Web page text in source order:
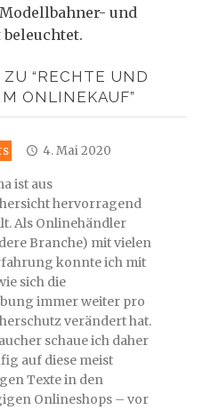
und
“RECHTE UND
ONLINEKAUF”
4. Mai 2020
ist aus
hervorragend
Als Onlinehändler
Branche) mit vielen
konnte ich mit
sich die
immer weiter pro
verändert hat.
schaue ich daher
auf diese meist
Texte in den
Onlineshops – vor